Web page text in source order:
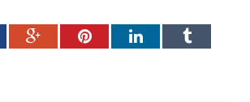
Google+PinterestLinkedInTumblr